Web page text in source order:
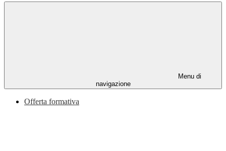
Menu di
navigazione
Offerta formativa